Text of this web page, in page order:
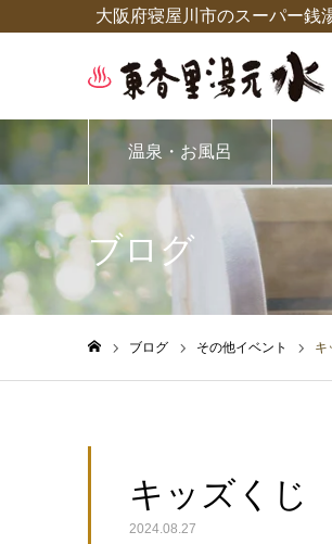
大阪府寝屋川市のスーパー銭
温泉・お風呂
ブログ
ブログ その他イベント キ
キッズくじ
2024.08.27